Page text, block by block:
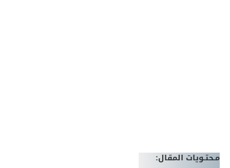
مـحتـويات المقال: